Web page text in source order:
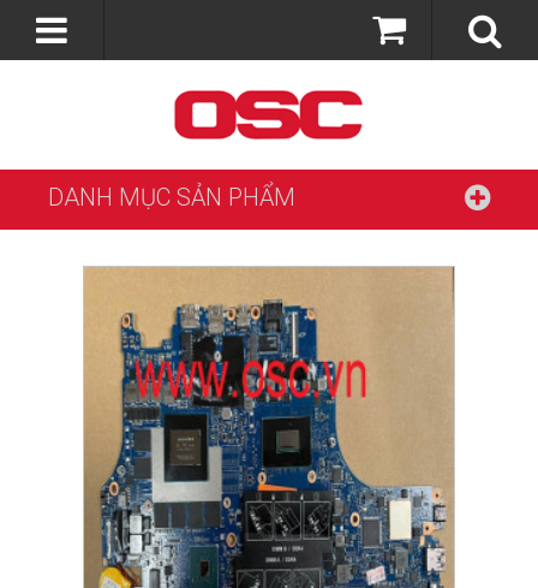
DANH MỤC SẢN PHẨM